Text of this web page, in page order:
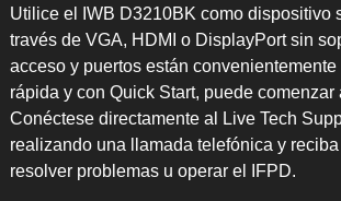
Utilice el IWB D3210BK como dispositivo
través de VGA, HDMI o DisplayPort sin
acceso y puertos están
rápida y con Quick Start, puede
Conéctese directamente al Live Tech
realizando una llamada telefónica y
resolver problemas u operar el IFPD.